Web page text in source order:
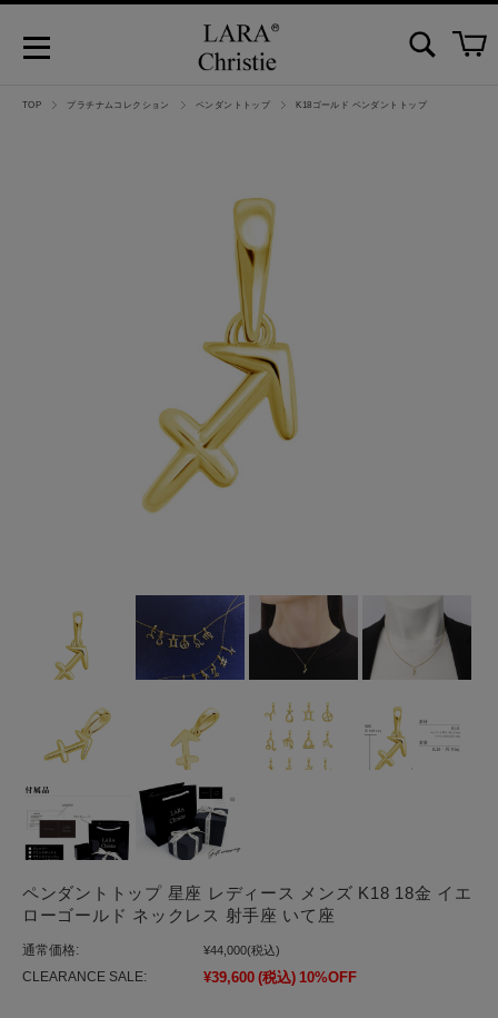
TOP プラチナムコレクション ペンダントトップ K18ゴールド ペンダントトップ
ペンダントトップ 星座 レディース メンズ K18 18金 イエ
ローゴールド ネックレス 射手座 いて座
通常価格: ¥44,000(税込)
CLEARANCE SALE: ¥39,600 (税込) 10%OFF